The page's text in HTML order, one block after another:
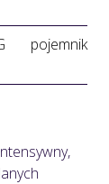
pojemnik